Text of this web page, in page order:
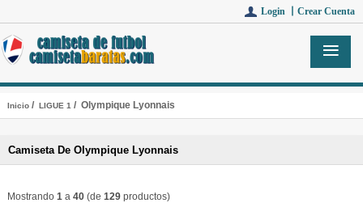
Login 丨 Crear Cuenta
Inicio/ LIGUE 1/ Olympique Lyonnais
Camiseta De Olympique Lyonnais
Mostrando 1a 40(de 129productos)